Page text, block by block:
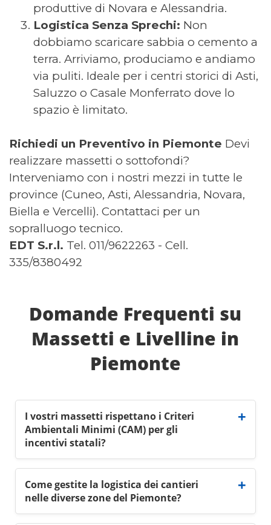
produttive di Novara e Alessandria.
Logistica Senza Sprechi: Non
dobbiamo scaricare sabbia o cemento a
terra. Arriviamo, produciamo e andiamo
via puliti. Ideale per i centri storici di Asti,
Saluzzo o Casale Monferrato dove lo
spazio è limitato.
Richiedi un Preventivo in Piemonte Devi
realizzare massetti o sottofondi?
Interveniamo con i nostri mezzi in tutte le
province (Cuneo, Asti, Alessandria, Novara,
Biella e Vercelli). Contattaci per un
sopralluogo tecnico.
EDT S.r.l. Tel. 011/9622263 - Cell.
335/8380492
Domande Frequenti su
Massetti e Livelline in
Piemonte
I vostri massetti rispettano i Criteri
Ambientali Minimi (CAM) per gli
incentivi statali?
Come gestite la logistica dei cantieri
nelle diverse zone del Piemonte?